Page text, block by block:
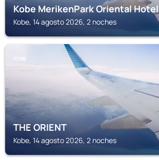
Kobe MerikenPark Oriental Hotel
Kobe, 14 agosto 2026, 2 noches
KOBE
THE ORIENT
Kobe, 14 agosto 2026, 2 noches